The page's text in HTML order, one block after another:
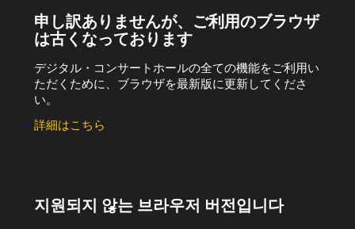
申し訳ありませんが、ご利用のブラウザ
は古くなっております
デジタル・コンサートホールの全ての機能をご利用い
ただくために、ブラウザを最新版に更新してくださ
い。
詳細はこちら
지원되지 않는 브라우저 버전입니다